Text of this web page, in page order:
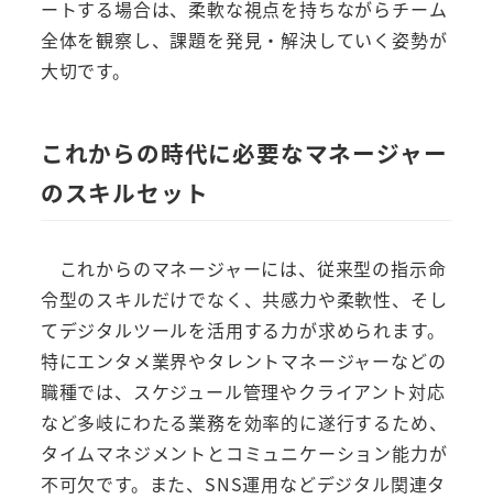
ートする場合は、柔軟な視点を持ちながらチーム
全体を観察し、課題を発見・解決していく姿勢が
大切です。
これからの時代に必要なマネージャー
のスキルセット
これからのマネージャーには、従来型の指示命
令型のスキルだけでなく、共感力や柔軟性、そし
てデジタルツールを活用する力が求められます。
特にエンタメ業界やタレントマネージャーなどの
職種では、スケジュール管理やクライアント対応
など多岐にわたる業務を効率的に遂行するため、
タイムマネジメントとコミュニケーション能力が
不可欠です。また、SNS運用などデジタル関連タ